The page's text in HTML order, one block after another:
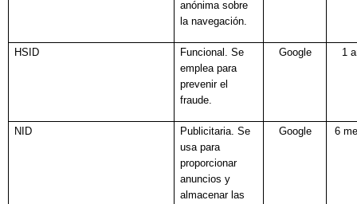
anónima sobre
la navegación.
HSID
Funcional. Se
emplea para
prevenir el
fraude.
Google 1
NID
Publicitaria. Se
usa para
proporcionar
anuncios y
almacenar las
Google 6